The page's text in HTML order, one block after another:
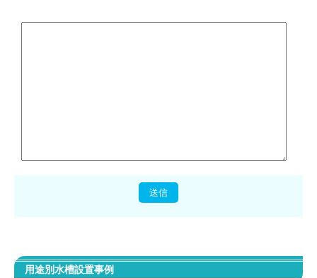
用途別水槽設置事例